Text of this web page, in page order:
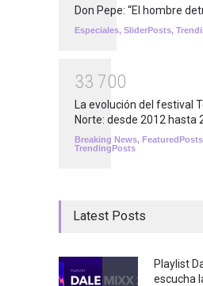
Don Pepe: “El hombre
Especiales, SliderPosts,
33 700
La evolución del festival
Norte: desde 2012 hasta
Breaking News, FeaturedPosts
TrendingPosts
Latest Posts
Playlist
escucha